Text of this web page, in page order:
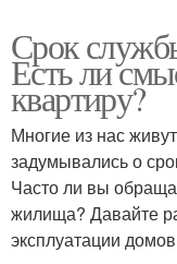
Срок
Есть ли
квартиру?
Многие из нас
задумывались о
Часто ли вы
жилища? Давайте
эксплуатации